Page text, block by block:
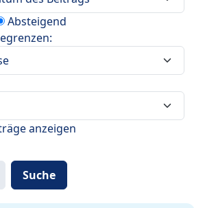
Absteigend
anzeigen